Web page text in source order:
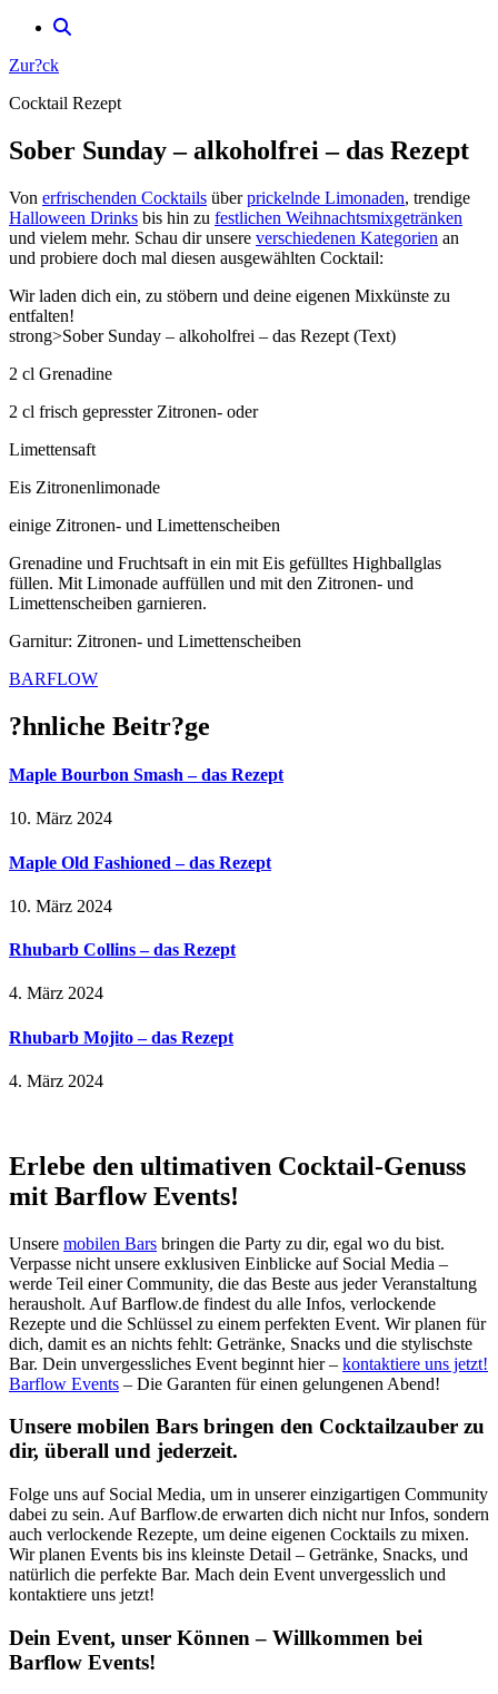
Zur?ck
Cocktail Rezept
Sober Sunday – alkoholfrei – das Rezept
Von erfrischenden Cocktails überprickelnde Limonaden, trendige
Halloween Drinks bis hin zu festlichen Weihnachtsmixgetränken
und vielem mehr. Schau dir unsere verschiedenen Kategorien an
und probiere doch mal diesen ausgewählten Cocktail:
Wir laden dich ein, zu stöbern und deine eigenen Mixkünste zu
entfalten!
strong>Sober Sunday – alkoholfrei – das Rezept (Text)
2 cl Grenadine
2 cl frisch gepresster Zitronen- oder
Limettensaft
Eis Zitronenlimonade
einige Zitronen- und Limettenscheiben
Grenadine und Fruchtsaft in ein mit Eis gefülltes Highballglas
füllen. Mit Limonade auffüllen und mit den Zitronen- und
Limettenscheiben garnieren.
Garnitur: Zitronen- und Limettenscheiben
BARFLOW
?hnliche Beitr?ge
Maple Bourbon Smash – das Rezept
10. März 2024
Maple Old Fashioned – das Rezept
10. März 2024
Rhubarb Collins – das Rezept
4. März 2024
Rhubarb Mojito – das Rezept
4. März 2024
Erlebe den ultimativen Cocktail-Genuss
mit Barflow Events!
Unsere mobilen Bars bringen die Party zu dir, egal wo du bist.
Verpasse nicht unsere exklusiven Einblicke auf Social Media –
werde Teil einer Community, die das Beste aus jeder Veranstaltung
herausholt. Auf Barflow.de findest du alle Infos, verlockende
Rezepte und die Schlüssel zu einem perfekten Event. Wir planen für
dich, damit es an nichts fehlt: Getränke, Snacks und die stylischste
Bar. Dein unvergessliches Event beginnt hier – kontaktiere uns jetzt!
Barflow Events – Die Garanten für einen gelungenen Abend!
Unsere mobilen Bars bringen den Cocktailzauber zu
dir, überall und jederzeit.
Folge uns auf Social Media, um in unserer einzigartigen Community
dabei zu sein. Auf Barflow.de erwarten dich nicht nur Infos, sondern
auch verlockende Rezepte, um deine eigenen Cocktails zu mixen.
Wir planen Events bis ins kleinste Detail – Getränke, Snacks, und
natürlich die perfekte Bar. Mach dein Event unvergesslich und
kontaktiere uns jetzt!
Dein Event, unser Können – Willkommen bei
Barflow Events!